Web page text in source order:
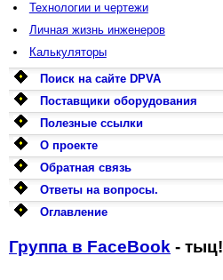
Технологии и чертежи
Личная жизнь инженеров
Калькуляторы
Поиск на сайте DPVA
Поставщики оборудования
Полезные ссылки
О проекте
Обратная связь
Ответы на вопросы.
Оглавление
Группа в FaceBook - тыц!